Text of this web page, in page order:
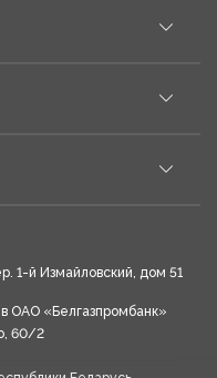
1-й Измайловский, дом 51
OАО «Белгазпромбанк»
60/2